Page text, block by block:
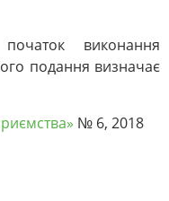
виконання
подання визначає
№ 6, 2018